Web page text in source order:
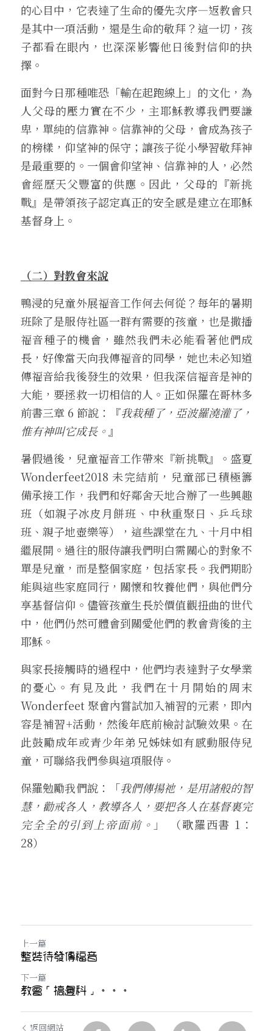
的心目中，它表達了生命的優先次序—返教會只
是其中一項活動，還是生命的敬拜？這一切，孩
子都看在眼內，也深深影響他日後對信仰的抉
擇。
面對今日那種唯恐「輸在起跑線上」的文化，為
人父母的壓力實在不少，主耶穌教導我們要謙
卑，單純的信靠神。信靠神的父母，會成為孩子
的榜樣，仰望神的保守；讓孩子從小學習敬拜神
是最重要的。一個會仰望神、信靠神的人，必然
會經歷天父豐富的供應。因此，父母的『新挑
戰』是帶領孩子認定真正的安全感是建立在耶穌
基督身上。
（二）對教會來說
鴨浸的兒童外展福音工作何去何從？每年的暑期
班除了是服侍社區一群有需要的孩童，也是撒播
福音種子的機會，雖然我們未必能看著他們成
長，好像當天向我傳福音的同學，她也未必知道
傳福音給我後發生的效果，但我深信福音是神的
大能，要拯救一切相信的人。正如保羅在哥林多
前書三章 6 節說：『我栽種了，亞波羅澆灌了，
惟有神叫它成長。 』
暑假過後，兒童福音工作帶來『新挑戰』。盛夏
Wonderfeet2018 未完結前，兒童部已積極籌
備承接工作，我們和好鄰舍天地合辦了一些興趣
班（如親子冰皮月餅班、中秋重聚日、乒乓球
班、親子地壺樂等），這些課堂在九、十月中相
繼展開。過往的服侍讓我們明白需關心的對象不
單是兒童，而是整個家庭，包括家長。我們期盼
能與這些家庭同行，關懷和牧養他們，與他們分
享基督信仰。儘管孩童生長於價值觀扭曲的世代
中，他們仍然可體會到關愛他們的教會背後的主
耶穌。
與家長接觸時的過程中，他們均表達對子女學業
的憂心。有見及此，我們在十月開始的周末
Wonderfeet 聚會內嘗試加入補習的元素，即內
容是補習+活動，然後年底前檢討試驗效果。在
此鼓勵成年或青少年弟兄姊妹如有感動服侍兒
童，可聯絡我們參與這項服侍。
保羅勉勵我們說：「我們傳揚祂，是用諸般的智
慧，勸戒各人，教導各人，要把各人在基督裏完
完全全的引到上帝面前。 」 （歌羅西書 1：
28）
上一篇
整裝待發傳福音
下一篇
教會「搞邊科」。。。
返回網站